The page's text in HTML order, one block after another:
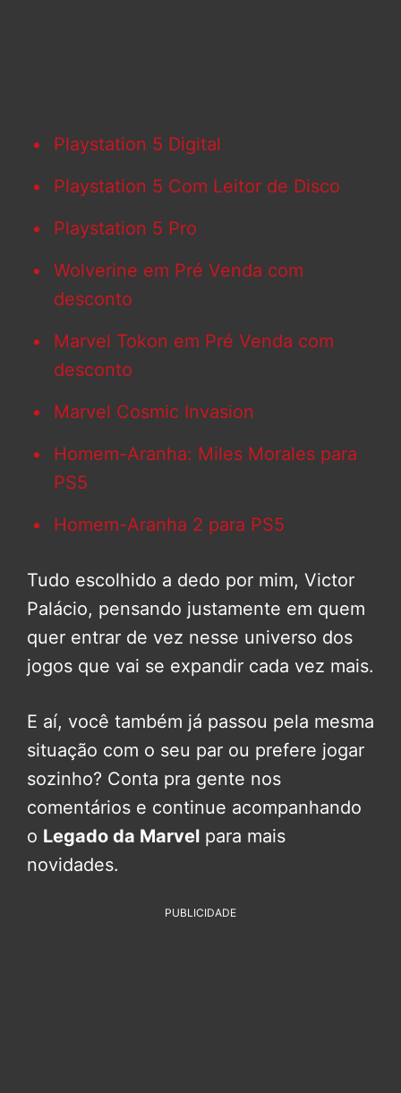
Playstation 5 Digital
Playstation 5 Com Leitor de Disco
Playstation 5 Pro
Wolverine em Pré Venda com
desconto
Marvel Tokon em Pré Venda com
desconto
Marvel Cosmic Invasion
Homem-Aranha: Miles Morales para
PS5
Homem-Aranha 2 para PS5
Tudo escolhido a dedo por mim, Victor
Palácio, pensando justamente em quem
quer entrar de vez nesse universo dos
jogos que vai se expandir cada vez mais.
E aí, você também já passou pela mesma
situação com o seu par ou prefere jogar
sozinho? Conta pra gente nos
comentários e continue acompanhando
o Legado da Marvel para mais
novidades.
PUBLICIDADE